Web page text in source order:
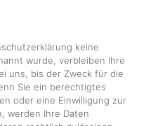
keine
wurde, verbleiben Ihre
uns, bis der Zweck für die
Sie ein berechtigtes
oder eine Einwilligung zur
werden Ihre Daten